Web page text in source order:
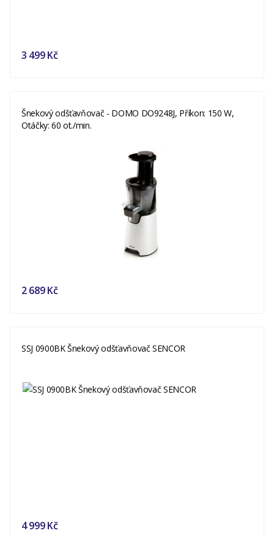
3 499 Kč
Šnekový odšťavňovač - DOMO DO9248J, Příkon: 150 W,
Otáčky: 60 ot./min.
2 689 Kč
SSJ 0900BK Šnekový odšťavňovač SENCOR
4 999 Kč